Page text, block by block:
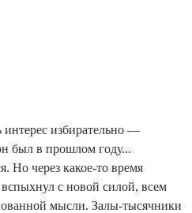
интерес избирательно —
был в прошлом году...
Но через какое-то время
с новой силой, всем
мысли. Залы-тысячники